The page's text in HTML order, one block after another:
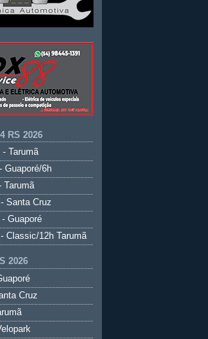
RS 2026
- Tarumã
Guaporé/6h
Tarumã
Santa Cruz
Guaporé
Classic/12h Tarumã
2026
Cruz